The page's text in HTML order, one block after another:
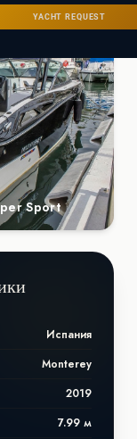
Ибица
ИТАЛИЯ
Сардиния
Франция
Хорватия
ПЕТЕРБУРГ
YACHT REQUEST
Sport
Испания
Monterey
2019
7.99 м